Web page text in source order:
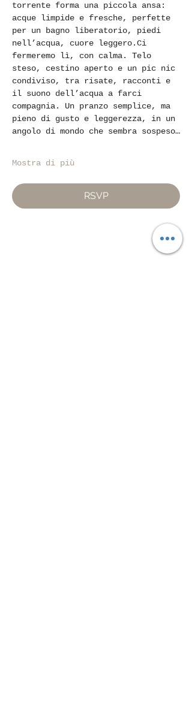
torrente forma una piccola ansa:
acque limpide e fresche, perfette
per un bagno liberatorio, piedi
nell’acqua, cuore leggero.Ci
fermeremo lì, con calma. Telo
steso, cestino aperto e un pic nic
condiviso, tra risate, racconti e
il suono dell’acqua a farci
compagnia. Un pranzo semplice, ma
pieno di gusto e leggerezza, in un
angolo di mondo che sembra sospeso…
Mostra di più
RSVP